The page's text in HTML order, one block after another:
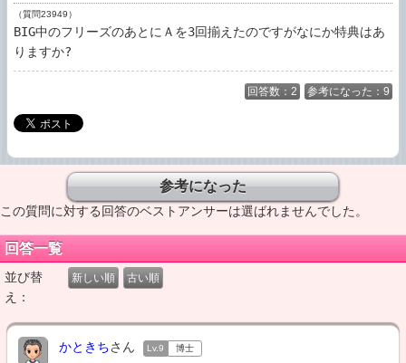
（質問23949）
BIG中のフリーズのあとにＡを3回揃えたのですがなにか特典はあ
りますか?
回答数：2 参考になった：9
この質問に対する回答のベストアンサーは選ばれませんでした。
回答一覧
並び替
え：
新しい順 古い順
かときちさん Lv.9
博士